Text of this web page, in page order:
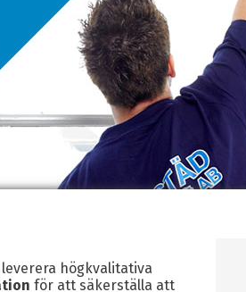
högkvalitativa
för att säkerställa att